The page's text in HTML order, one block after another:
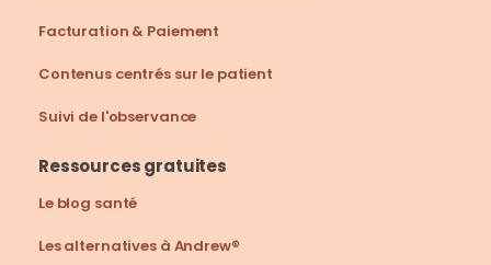
Facturation & Paiement
Contenus centrés sur le patient
Suivi de l'observance
Ressources gratuites
Le blog santé
Les alternatives à Andrew®